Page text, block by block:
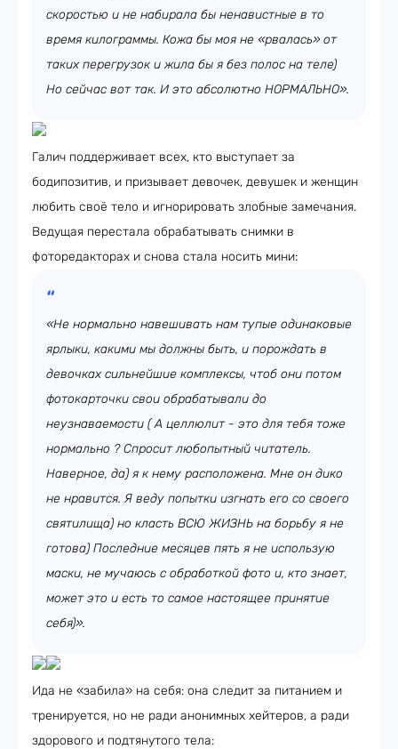
скоростью и не набирала бы ненавистные в то
время килограммы. Кожа бы моя не «рвалась» от
таких перегрузок и жила бы я без полос на теле)
Но сейчас вот так. И это абсолютно НОРМАЛЬНО».
Галич поддерживает всех, кто выступает за
бодипозитив, и призывает девочек, девушек и женщин
любить своё тело и игнорировать злобные замечания.
Ведущая перестала обрабатывать снимки в
фоторедакторах и снова стала носить мини:
«Не нормально навешивать нам тупые одинаковые
ярлыки, какими мы должны быть, и порождать в
девочках сильнейшие комплексы, чтоб они потом
фотокарточки свои обрабатывали до
неузнаваемости ( А целлюлит - это для тебя тоже
нормально ? Спросит любопытный читатель.
Наверное, да) я к нему расположена. Мне он дико
не нравится. Я веду попытки изгнать его со своего
святилища) но класть ВСЮ ЖИЗНЬ на борьбу я не
готова) Последние месяцев пять я не использую
маски, не мучаюсь с обработкой фото и, кто знает,
может это и есть то самое настоящее принятие
себя)».
Ида не «забила» на себя: она следит за питанием и
тренируется, но не ради анонимных хейтеров, а ради
здорового и подтянутого тела: